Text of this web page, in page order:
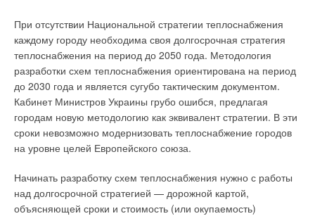
При отсутствии Национальной стратегии теплоснабжения
каждому городу необходима своя долгосрочная стратегия
теплоснабжения на период до 2050 года. Методология
разработки схем теплоснабжения ориентирована на период
до 2030 года и является сугубо тактическим документом.
Кабинет Министров Украины грубо ошибся, предлагая
городам новую методологию как эквивалент стратегии. В эти
сроки невозможно модернизовать теплоснабжение городов
на уровне целей Европейского союза.
Начинать разработку схем теплоснабжения нужно с работы
над долгосрочной стратегией — дорожной картой,
объясняющей сроки и стоимость (или окупаемость)